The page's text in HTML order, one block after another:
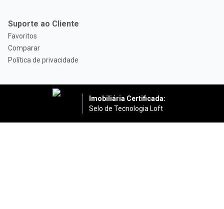
Suporte ao Cliente
Favoritos
Comparar
Política de privacidade
Imobiliária Certificada:
Selo de Tecnologia Loft